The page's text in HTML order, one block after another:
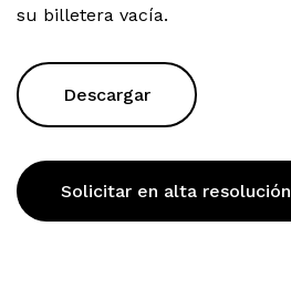
su billetera vacía.
Descargar
Solicitar en alta resolución